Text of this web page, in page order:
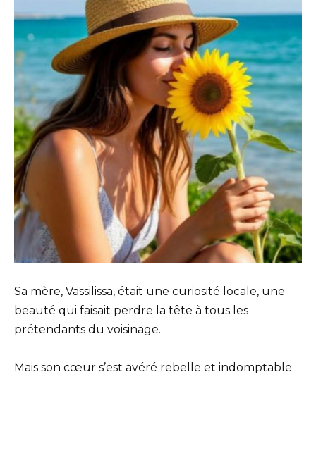
Sa mère, Vassilissa, était une curiosité locale, une
beauté qui faisait perdre la tête à tous les
prétendants du voisinage.
Mais son cœur s’est avéré rebelle et indomptable.